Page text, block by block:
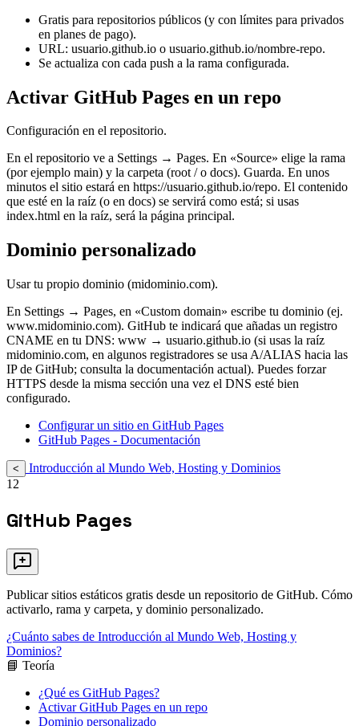
Gratis para repositorios públicos (y con límites para privados
en planes de pago).
URL: usuario.github.io o usuario.github.io/nombre-repo.
Se actualiza con cada push a la rama configurada.
Activar GitHub Pages en un repo
Configuración en el repositorio.
En el repositorio ve a Settings → Pages. En «Source» elige la rama
(por ejemplo main) y la carpeta (root / o docs). Guarda. En unos
minutos el sitio estará en https://usuario.github.io/repo. El contenido
que esté en la raíz (o en docs) se servirá como está; si usas
index.html en la raíz, será la página principal.
Dominio personalizado
Usar tu propio dominio (midominio.com).
En Settings → Pages, en «Custom domain» escribe tu dominio (ej.
www.midominio.com). GitHub te indicará que añadas un registro
CNAME en tu DNS: www → usuario.github.io (si usas la raíz
midominio.com, en algunos registradores se usa A/ALIAS hacia las
IP de GitHub; consulta la documentación actual). Puedes forzar
HTTPS desde la misma sección una vez el DNS esté bien
configurado.
Configurar un sitio en GitHub Pages
GitHub Pages - Documentación
<
Introducción al Mundo Web, Hosting y Dominios
12
GitHub Pages
Publicar sitios estáticos gratis desde un repositorio de GitHub. Cómo
activarlo, rama y carpeta, y dominio personalizado.
¿Cuánto sabes de Introducción al Mundo Web, Hosting y
Dominios?
📘 Teoría
¿Qué es GitHub Pages?
Activar GitHub Pages en un repo
Dominio personalizado